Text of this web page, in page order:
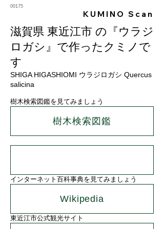
00175
KUMINO Scan
滋賀県 東近江市 の『ウラジ
ロガシ』で作ったクミノで
す
SHIGA HIGASHIOMI ウラジロガシ Quercus
salicina
樹木検索図鑑を見てみましょう
樹木検索図鑑
インターネット百科事典を見てみましょう
Wikipedia
東近江市公式観光サイト